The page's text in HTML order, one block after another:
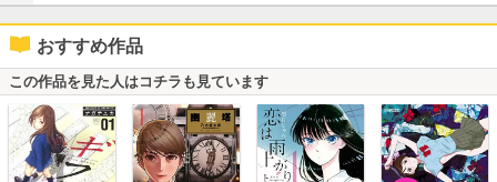
おすすめ作品
この作品を見た人はコチラも見ています